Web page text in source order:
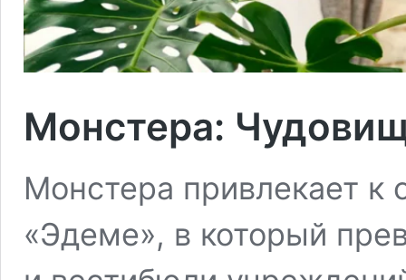
Монстера:
Монстера привлекает
«Эдеме», в который